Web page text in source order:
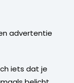
advertentie
iets dat je